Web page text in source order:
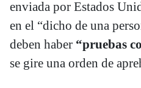
enviada por Estados
en el “dicho de una
deben haber “pruebas
se gire una orden de